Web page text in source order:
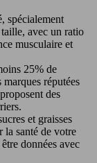
spécialement
avec un ratio
musculaire et
25% de
réputées
des
et graisses
la santé de votre
données avec